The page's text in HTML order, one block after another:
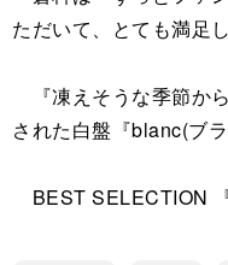
ただいて、とても満足
『凍えそうな季節か
された白盤『blanc(ブ
BEST SELECTION